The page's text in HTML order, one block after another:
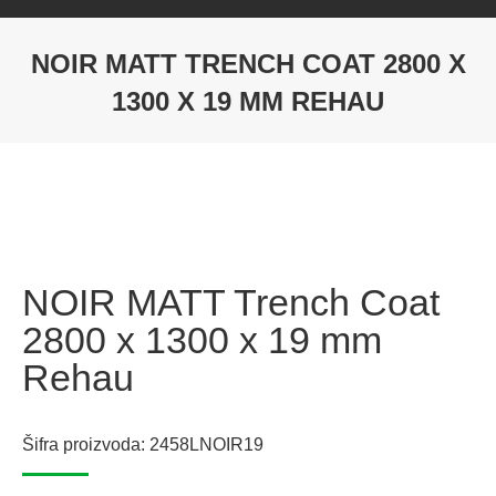
NOIR MATT TRENCH COAT 2800 X
1300 X 19 MM REHAU
NOIR MATT Trench Coat
2800 x 1300 x 19 mm
Rehau
Šifra proizvoda: 2458LNOIR19